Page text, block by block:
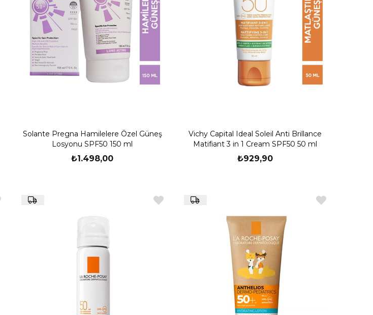
Solante Pregna Hamilelere Özel Güneş
Losyonu SPF50 150 ml
₺1.498,00
Vichy Capital Ideal Soleil Anti Brillance
Matifiant 3 in 1 Cream SPF50 50 ml
₺929,90